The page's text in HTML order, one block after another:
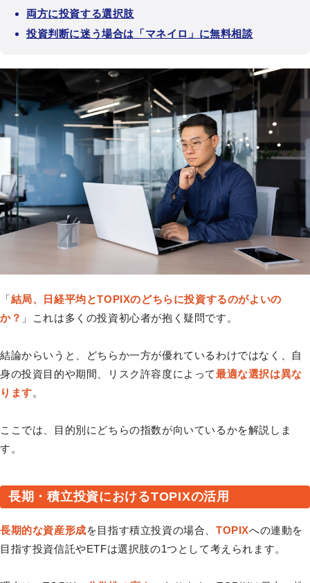
両方に投資する選択肢
投資判断に迷う場合は「マネイロ」に無料相談
「結局、日経平均とTOPIXのどちらに投資するのがよいの
か？ 」これは多くの投資初心者が抱く疑問です。
結論からいうと、どちらか一方が優れているわけではなく、自
身の投資目的や期間、リスク許容度によって最適な選択は異な
ります。
ここでは、目的別にどちらの指数が向いているかを解説しま
す。
長期・積立投資におけるTOPIXの活用
長期的な資産形成を目指す積立投資の場合、TOPIXへの連動を
目指す投資信託やETFは選択肢の1つとして考えられます。